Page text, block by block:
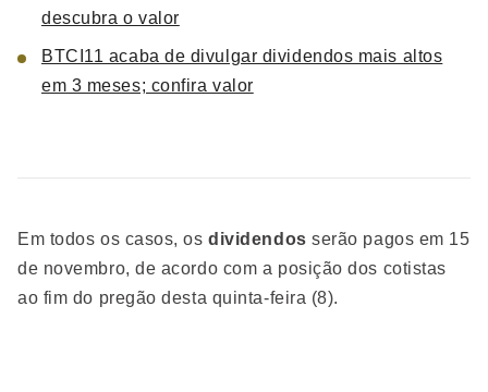
descubra o valor
BTCI11 acaba de divulgar dividendos mais altos
em 3 meses; confira valor
Em todos os casos, osdividendosserão pagos em 15
de novembro, de acordo com a posição dos cotistas
ao fim do pregão desta quinta-feira (8).